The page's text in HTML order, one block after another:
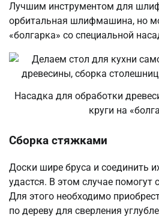
Лучшим инструментом для
орбитальная шлифмашина, но
«болгарка» со специальной
Насадка для обработки
круги на
Сборка стяжками
Доски шире бруса и соединить
удастся. В этом случае помогут
Для этого необходимо
по дереву для сверления